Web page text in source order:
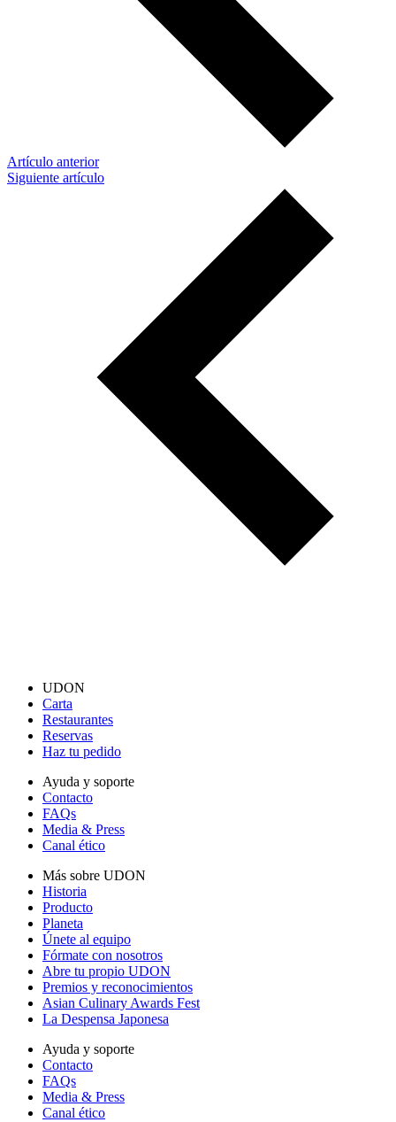
Artículo anterior
Siguiente artículo
UDON
Carta
Restaurantes
Reservas
Haz tu pedido
Ayuda y soporte
Contacto
FAQs
Media & Press
Canal ético
Más sobre UDON
Historia
Producto
Planeta
Únete al equipo
Fórmate con nosotros
Abre tu propio UDON
Premios y reconocimientos
Asian Culinary Awards Fest
La Despensa Japonesa
Ayuda y soporte
Contacto
FAQs
Media & Press
Canal ético